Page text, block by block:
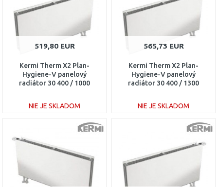
519,80 EUR
Kermi Therm X2 Plan-
Hygiene-V panelový
radiátor 30 400 / 1000
NIE JE SKLADOM
DO KOŠÍKA
Porovnať
565,73 EUR
Kermi Therm X2 Plan-
Hygiene-V panelový
radiátor 30 400 / 1300
NIE JE SKLADOM
DO KOŠÍKA